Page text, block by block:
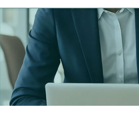
한눈에 보는 직무발명제도
개요
목적 및 취지
관련 발명진흥법 및 시행령